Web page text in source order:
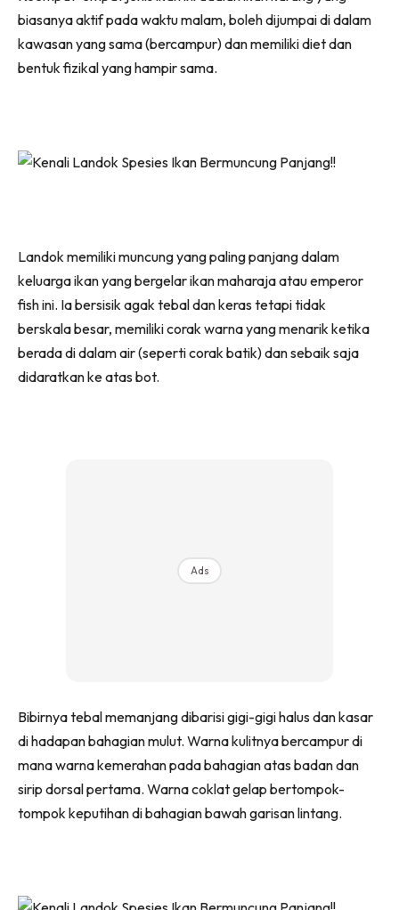
biasanya aktif pada waktu malam, boleh dijumpai di dalam
kawasan yang sama (bercampur) dan memiliki diet dan
bentuk fizikal yang hampir sama.
Landok memiliki muncung yang paling panjang dalam
keluarga ikan yang bergelar ikan maharaja atau emperor
fish ini. Ia bersisik agak tebal dan keras tetapi tidak
berskala besar, memiliki corak warna yang menarik ketika
berada di dalam air (seperti corak batik) dan sebaik saja
didaratkan ke atas bot.
Ads
Bibirnya tebal memanjang dibarisi gigi-gigi halus dan kasar
di hadapan bahagian mulut. Warna kulitnya bercampur di
mana warna kemerahan pada bahagian atas badan dan
sirip dorsal pertama. Warna coklat gelap bertompok-
tompok keputihan di bahagian bawah garisan lintang.